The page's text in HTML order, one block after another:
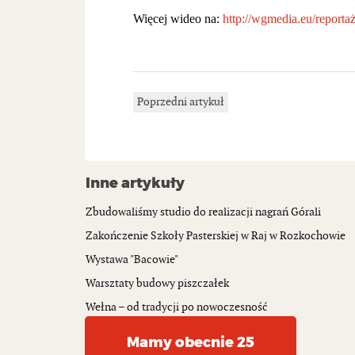
Więcej wideo na: http://wgmedia.eu/
Poprzedni artykuł
Inne artykuły
Zbudowaliśmy studio do realizacji nagrań Górali
Zakończenie Szkoły Pasterskiej w Raj w Rozkochowie
Wystawa "Bacowie"
Warsztaty budowy piszczałek
Wełna – od tradycji po nowoczesność
Mamy obecnie 25